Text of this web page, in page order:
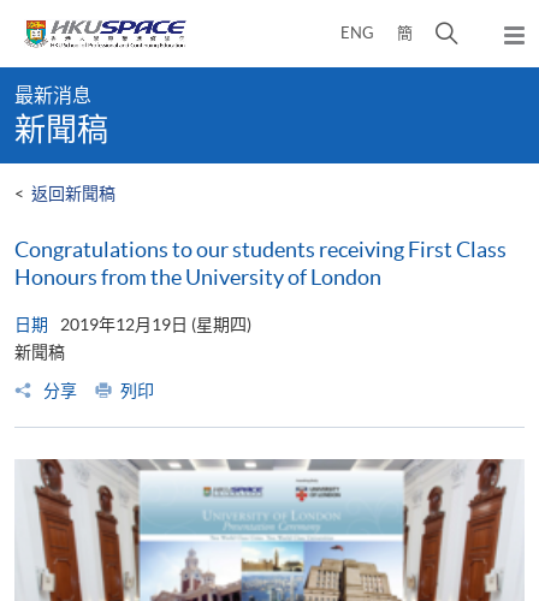
content
ENG 簡
開
彈
出
content
start
最新消息
新聞稿
< 返回新聞稿
Congratulations to our students receiving First Class
Honours from the University of London
日期
2019年12月19日 (星期四)
新聞稿
分享
列印